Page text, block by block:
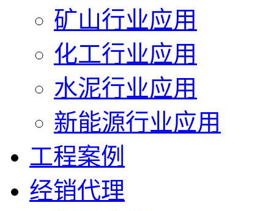
矿山行业应用
化工行业应用
水泥行业应用
新能源行业应用
工程案例
经销代理